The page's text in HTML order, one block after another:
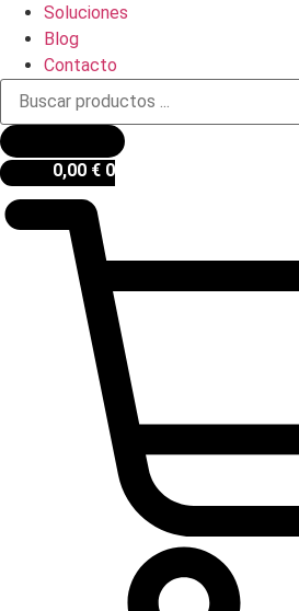
Soluciones
Blog
Contacto
Búsqueda
productos
0,00 € 0